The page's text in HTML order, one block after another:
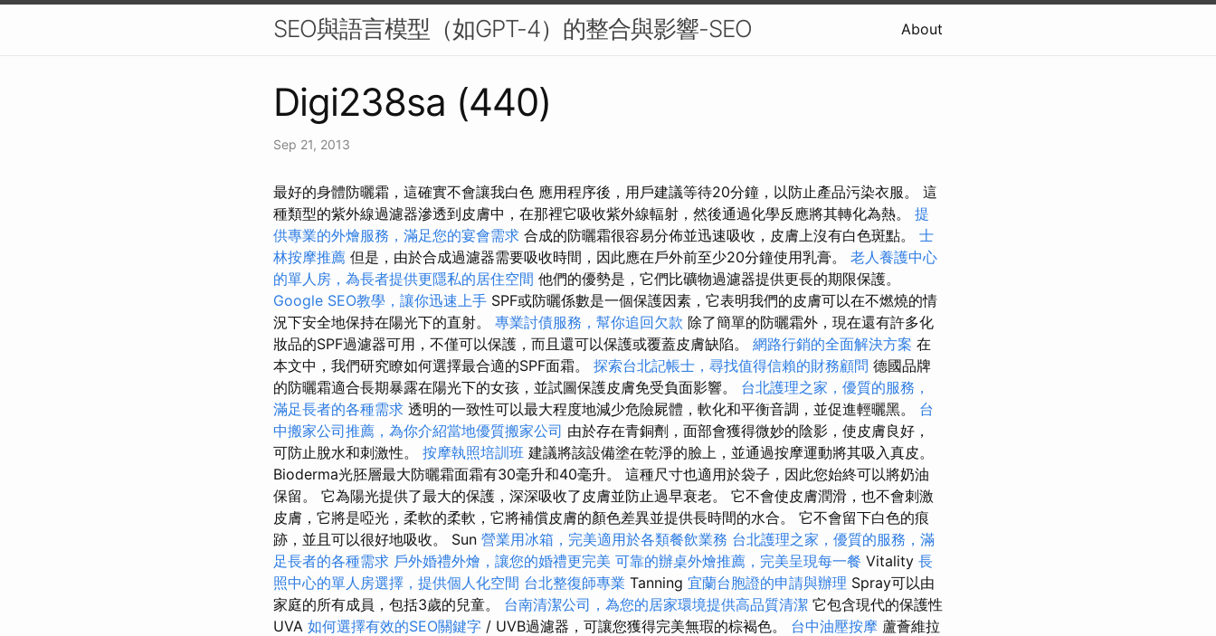
SEO與語言模型（如GPT-4）的整合與影響-SEO About
Digi238sa (440)
Sep 21, 2013
最好的身體防曬霜，這確實不會讓我白色 應用程序後，用戶建議等待20分鐘，以防止產品污染衣服。 這
種類型的紫外線過濾器滲透到皮膚中，在那裡它吸收紫外線輻射，然後通過化學反應將其轉化為熱。 提
供專業的外燴服務，滿足您的宴會需求 合成的防曬霜很容易分佈並迅速吸收，皮膚上沒有白色斑點。 士
林按摩推薦 但是，由於合成過濾器需要吸收時間，因此應在戶外前至少20分鐘使用乳膏。 老人養護中心
的單人房，為長者提供更隱私的居住空間 他們的優勢是，它們比礦物過濾器提供更長的期限保護。
Google SEO教學，讓你迅速上手 SPF或防曬係數是一個保護因素，它表明我們的皮膚可以在不燃燒的情
況下安全地保持在陽光下的直射。 專業討債服務，幫你追回欠款 除了簡單的防曬霜外，現在還有許多化
妝品的SPF過濾器可用，不僅可以保護，而且還可以保護或覆蓋皮膚缺陷。 網路行銷的全面解決方案 在
本文中，我們研究瞭如何選擇最合適的SPF面霜。 探索台北記帳士，尋找值得信賴的財務顧問 德國品牌
的防曬霜適合長期暴露在陽光下的女孩，並試圖保護皮膚免受負面影響。 台北護理之家，優質的服務，
滿足長者的各種需求 透明的一致性可以最大程度地減少危險屍體，軟化和平衡音調，並促進輕曬黑。 台
中搬家公司推薦，為你介紹當地優質搬家公司 由於存在青銅劑，面部會獲得微妙的陰影，使皮膚良好，
可防止脫水和刺激性。 按摩執照培訓班 建議將該設備塗在乾淨的臉上，並通過按摩運動將其吸入真皮。
Bioderma光胚層最大防曬霜面霜有30毫升和40毫升。 這種尺寸也適用於袋子，因此您始終可以將奶油
保留。 它為陽光提供了最大的保護，深深吸收了皮膚並防止過早衰老。 它不會使皮膚潤滑，也不會刺激
皮膚，它將是啞光，柔軟的柔軟，它將補​​償皮膚的顏色差異並提供長時間的水合。 它不會留下白色的痕
跡，並且可以很好地吸收。 Sun 營業用冰箱，完美適用於各類餐飲業務 台北護理之家，優質的服務，滿
足長者的各種需求 戶外婚禮外燴，讓您的婚禮更完美 可靠的辦桌外燴推薦，完美呈現每一餐 Vitality 長
照中心的單人房選擇，提供個人化空間 台北整復師專業 Tanning 宜蘭台胞證的申請與辦理 Spray可以由
家庭的所有成員，包括3歲的兒童。 台南清潔公司，為您的居家環境提供高品質清潔 它包含現代的保護性
UVA 如何選擇有效的SEO關鍵字 / UVB過濾器，可讓您獲得完美無瑕的棕褐色。 台中油壓按摩 蘆薈維拉